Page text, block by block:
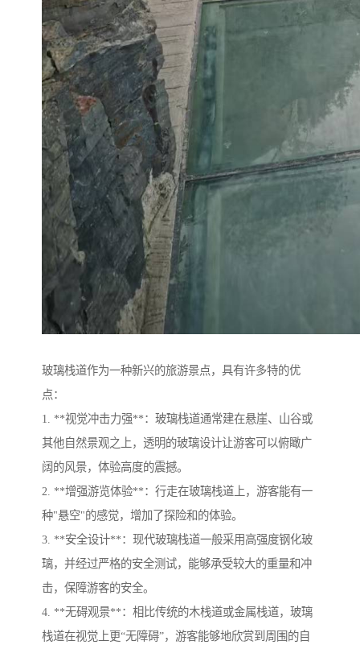
玻璃栈道作为一种新兴的旅游景点，具有许多特的优
点：
1. **视觉冲击力强**：玻璃栈道通常建在悬崖、山谷或
其他自然景观之上，透明的玻璃设计让游客可以俯瞰广
阔的风景，体验高度的震撼。
2. **增强游览体验**：行走在玻璃栈道上，游客能有一
种"悬空"的感觉，增加了探险和的体验。
3. **安全设计**：现代玻璃栈道一般采用高强度钢化玻
璃，并经过严格的安全测试，能够承受较大的重量和冲
击，保障游客的安全。
4. **无碍观景**：相比传统的木栈道或金属栈道，玻璃
栈道在视觉上更“无障碍”，游客能够地欣赏到周围的自